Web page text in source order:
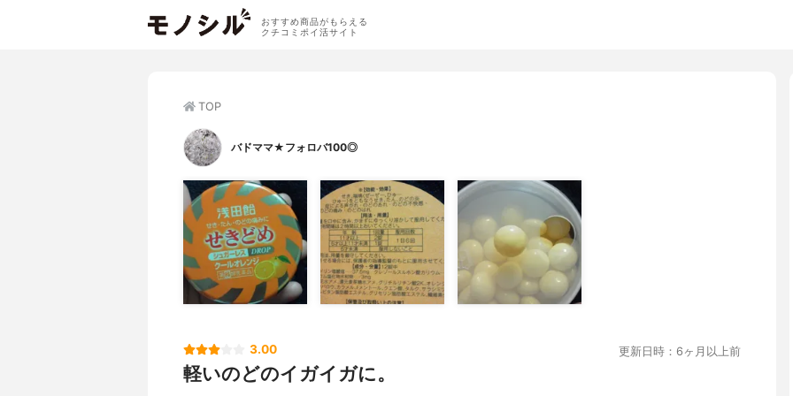
おすすめ商品がもらえる
クチコミポイ活サイト
TOP
バドママ★フォロバ100◎
3.00 更新日時：6ヶ月以上前
軽いのどのイガイガに。